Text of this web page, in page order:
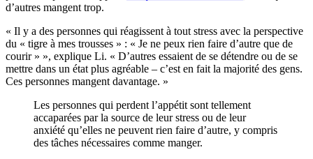
d’autres mangent trop.
« Il y a des personnes qui réagissent à tout stress avec la perspective
du « tigre à mes trousses » : « Je ne peux rien faire d’autre que de
courir » », explique Li. « D’autres essaient de se détendre ou de se
mettre dans un état plus agréable – c’est en fait la majorité des gens.
Ces personnes mangent davantage. »
Les personnes qui perdent l’appétit sont tellement
accaparées par la source de leur stress ou de leur
anxiété qu’elles ne peuvent rien faire d’autre, y compris
des tâches nécessaires comme manger.